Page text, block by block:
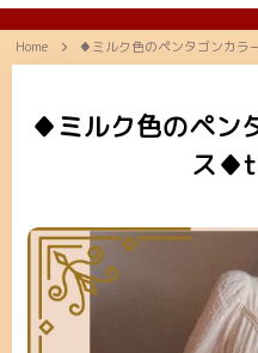
Home ♦ミルク色のペンタゴンカ
♦ミルク色のペン
ス